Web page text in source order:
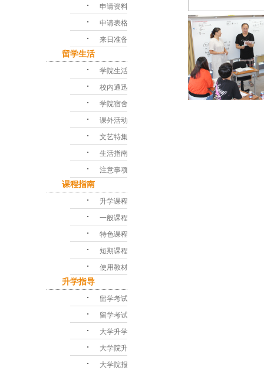
･ 申请资料
･ 申请表格
･ 来日准备
留学生活
･ 学院生活
･ 校内通迅
･ 学院宿舍
･ 课外活动
･ 文艺特集
･ 生活指南
･ 注意事项
课程指南
･ 升学课程
･ 一般课程
･ 特色课程
･ 短期课程
･ 使用教材
升学指导
･ 留学考试对策
･ 留学考试问答
･ 大学升学指导
･ 大学院升学课程
･ 大学院报考指南